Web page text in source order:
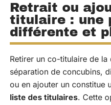
Retrait ou
titulaire : une
différente et
Retirer un co-titulaire de
séparation de concubins,
ou en ajouter un constitue
liste des titulaires. Cette